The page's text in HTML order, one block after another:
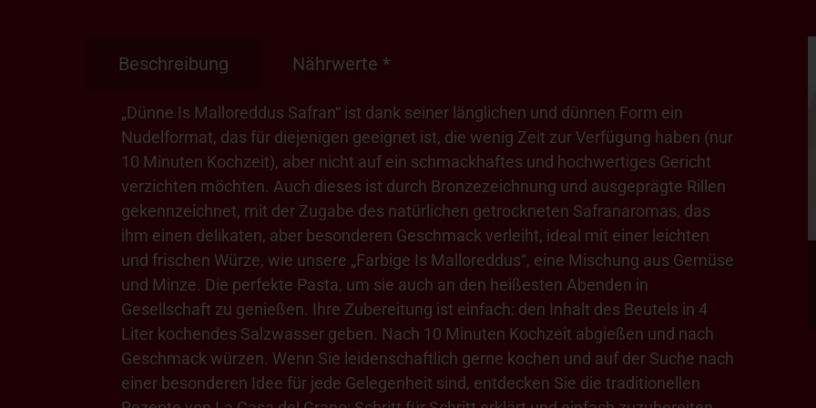
Beschreibung Nährwerte *
„Dünne Is Malloreddus Safran“ ist dank seiner länglichen und dünnen Form ein
Nudelformat, das für diejenigen geeignet ist, die wenig Zeit zur Verfügung haben (nur
10 Minuten Kochzeit), aber nicht auf ein schmackhaftes und hochwertiges Gericht
verzichten möchten. Auch dieses ist durch Bronzezeichnung und ausgeprägte Rillen
gekennzeichnet, mit der Zugabe des natürlichen getrockneten Safranaromas, das
ihm einen delikaten, aber besonderen Geschmack verleiht, ideal mit einer leichten
und frischen Würze, wie unsere „Farbige Is Malloreddus“, eine Mischung aus Gemüse
und Minze. Die perfekte Pasta, um sie auch an den heißesten Abenden in
Gesellschaft zu genießen. Ihre Zubereitung ist einfach: den Inhalt des Beutels in 4
Liter kochendes Salzwasser geben. Nach 10 Minuten Kochzeit abgießen und nach
Geschmack würzen. Wenn Sie leidenschaftlich gerne kochen und auf der Suche nach
einer besonderen Idee für jede Gelegenheit sind, entdecken Sie die traditionellen